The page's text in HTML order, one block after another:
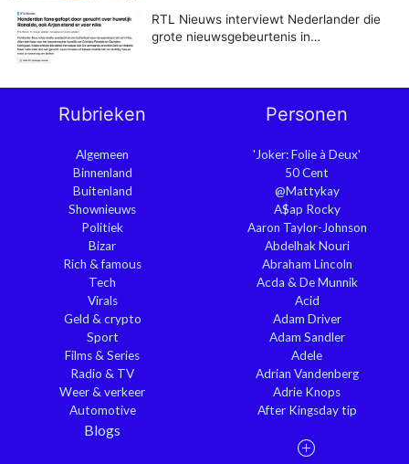
RTL Nieuws interviewt Nederlander die
grote nieuwsgebeurtenis in…
Rubrieken
Algemeen
Binnenland
Buitenland
Shownieuws
Politiek
Bizar
Rich & famous
Tech
Virals
Geld & crypto
Sport
Films & Series
Radio & TV
Weer & verkeer
Automotive
Blogs
Personen
'Joker: Folie à Deux'
50 Cent
@Mattykay
A$ap Rocky
Aaron Taylor-Johnson
Abdelhak Nouri
Abraham Lincoln
Acda & De Munnik
Acid
Adam Driver
Adam Sandler
Adele
Adrian Vandenberg
Adrie Knops
After Kingsday tip